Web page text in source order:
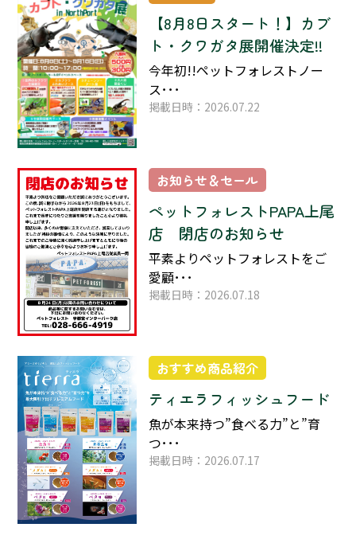
【8月8日スタート！】カブ
ト・クワガタ展開催決定!!
今年初!!ペットフォレストノー
ス･･･
掲載日時：2026.07.22
お知らせ＆セール
ペットフォレストPAPA上尾
店 閉店のお知らせ
平素よりペットフォレストをご
愛顧･･･
掲載日時：2026.07.18
おすすめ商品紹介
ティエラフィッシュフード
魚が本来持つ”食べる力”と”育
つ･･･
掲載日時：2026.07.17